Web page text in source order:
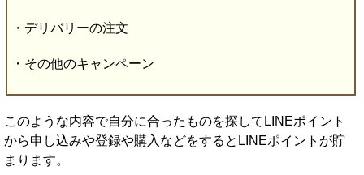
・デリバリーの注文
・その他のキャンペーン
このような内容で自分に合ったものを探してLINEポイント
から申し込みや登録や購入などをするとLINEポイントが貯
まります。